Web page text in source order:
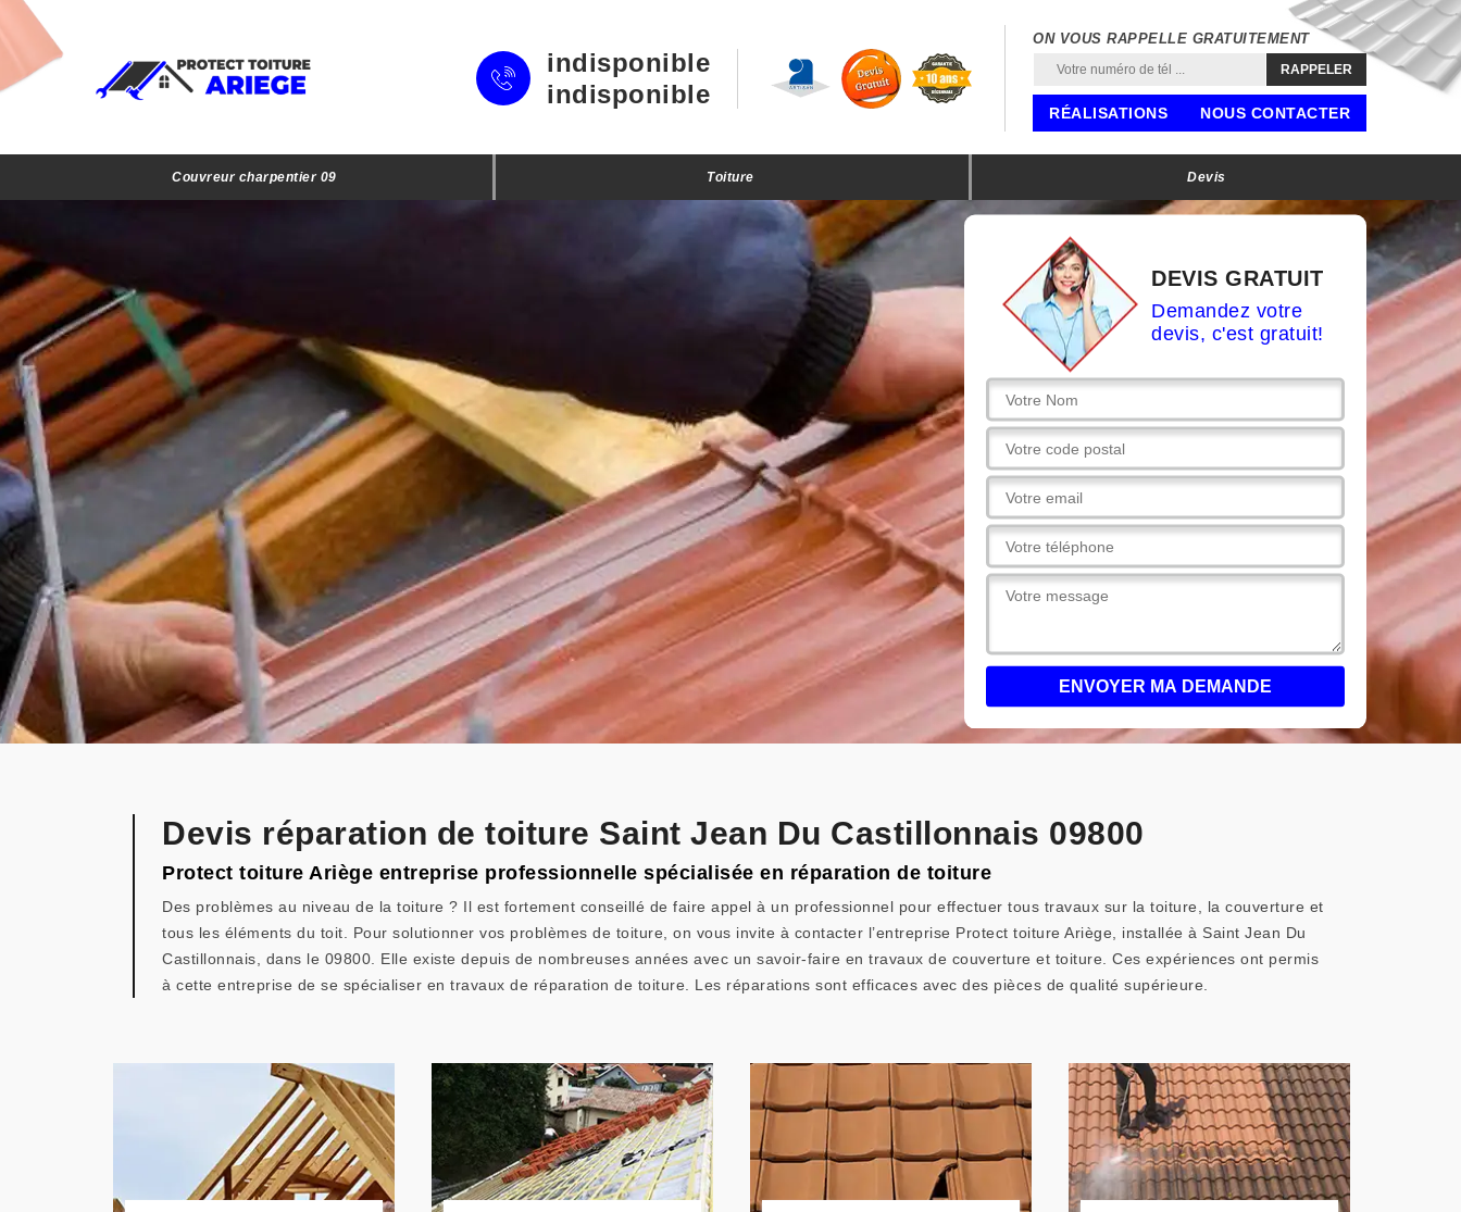
indisponible
indisponible
ON VOUS RAPPELLE GRATUITEMENT
RÉALISATIONS NOUS CONTACTER
Couvreur charpentier 09 Toiture Devis
DEVIS GRATUIT
Demandez votre
devis, c'est gratuit!
Devis réparation de toiture Saint Jean Du Castillonnais 09800
Protect toiture Ariège entreprise professionnelle spécialisée en réparation de toiture
Des problèmes au niveau de la toiture ? Il est fortement conseillé de faire appel à un professionnel pour effectuer tous travaux sur la toiture, la couverture et
tous les éléments du toit. Pour solutionner vos problèmes de toiture, on vous invite à contacter l’entreprise Protect toiture Ariège, installée à Saint Jean Du
Castillonnais, dans le 09800. Elle existe depuis de nombreuses années avec un savoir-faire en travaux de couverture et toiture. Ces expériences ont permis
à cette entreprise de se spécialiser en travaux de réparation de toiture. Les réparations sont efficaces avec des pièces de qualité supérieure.